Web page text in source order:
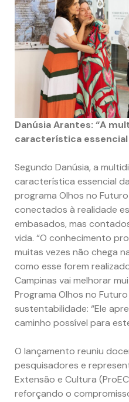
Danúsia Arantes: “A
característica essencial
Segundo Danúsia, a
característica essencial
programa Olhos no
conectados à realidade
embasados, mas
vida. “O conhecimento
muitas vezes não chega
como esse forem
Campinas vai melhorar
Programa Olhos no
sustentabilidade: “Ele
caminho possível para
O lançamento reuniu
pesquisadores e
Extensão e Cultura
reforçando o